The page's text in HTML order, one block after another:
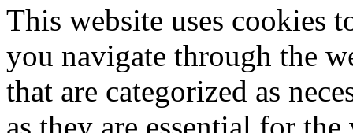
This website uses cookies
you navigate through the
that are categorized as